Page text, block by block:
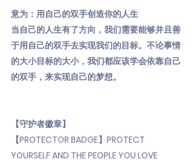
意为：用自己的双手创造你的人生
当自己的人生有了方向，我们需要能够并且善
于用自己的双手去实现我们的目标。不论事情
的大小目标的大小，我们都应该学会依靠自己
的双手，来实现自己的梦想。
【守护者徽章】
【PROTECTOR BADGE】PROTECT
YOURSELF AND THE PEOPLE YOU LOVE